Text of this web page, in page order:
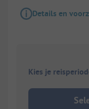
Details en
Kies je